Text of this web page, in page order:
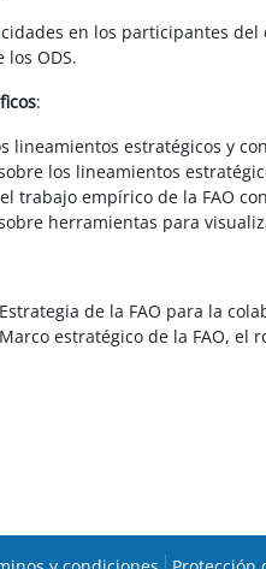
en los participantes
ODS.
:
lineamientos estratégicos y
los lineamientos
trabajo empírico de la FAO
herramientas para
de la FAO para la
estratégico de la FAO, el